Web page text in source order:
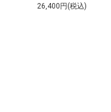
26,400円(税込)